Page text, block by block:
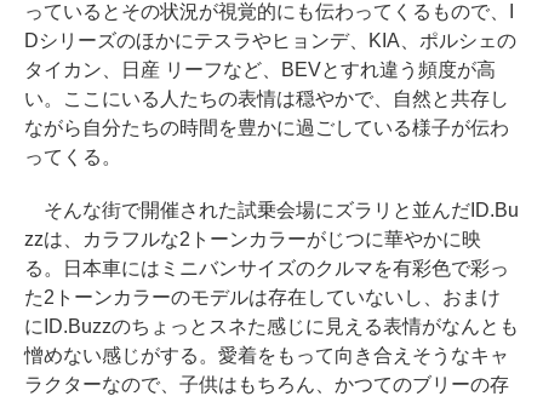
っているとその状況が視覚的にも伝わってくるもので、I
Dシリーズのほかにテスラやヒョンデ、KIA、ポルシェの
タイカン、日産 リーフなど、BEVとすれ違う頻度が高
い。ここにいる人たちの表情は穏やかで、自然と共存し
ながら自分たちの時間を豊かに過ごしている様子が伝わ
ってくる。
そんな街で開催された試乗会場にズラリと並んだID.Bu
zzは、カラフルな2トーンカラーがじつに華やかに映
る。日本車にはミニバンサイズのクルマを有彩色で彩っ
た2トーンカラーのモデルは存在していないし、おまけ
にID.Buzzのちょっとスネた感じに見える表情がなんとも
憎めない感じがする。愛着をもって向き合えそうなキャ
ラクターなので、子供はもちろん、かつてのブリーの存